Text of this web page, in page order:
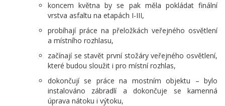
koncem května by se pak měla pokládat finální
vrstva asfaltu na etapách I-III,
probíhají práce na přeložkách veřejného osvětlení
a místního rozhlasu,
začínají se stavět první stožáry veřejného osvětlení,
které budou sloužit i pro místní rozhlas,
dokončují se práce na mostním objektu – bylo
instalováno zábradlí a dokončuje se kamenná
úprava nátoku i výtoku,